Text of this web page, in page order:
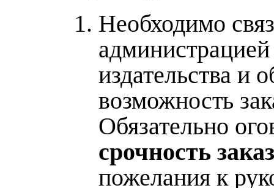
Необходимо
администрацией
издательства и
возможность
Обязательно
срочность
пожелания к